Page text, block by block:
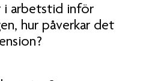
i arbetstid inför
hur påverkar det